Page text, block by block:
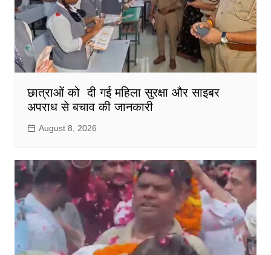
छात्राओं को दी गई महिला सुरक्षा और साइबर
अपराध से बचाव की जानकारी
August 8, 2026